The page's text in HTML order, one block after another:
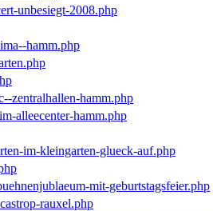
unbesiegt-2008.php
hamm.php
zentralhallen-hamm.php
alleecenter-hamm.php
im-kleingarten-glueck-auf.php
mit-geburtstagsfeier.php
rauxel.php